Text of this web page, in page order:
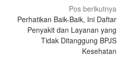
Pos berikutnya
Perhatikan Baik-Baik, Ini Daftar
Penyakit dan Layanan yang
Tidak Ditanggung BPJS
Kesehatan